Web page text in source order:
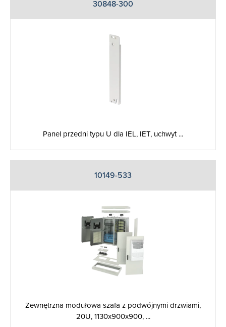
30848-300
Panel przedni typu U dla IEL, IET, uchwyt ...
10149-533
Zewnętrzna modułowa szafa z podwójnymi drzwiami,
20U, 1130x900x900, ...